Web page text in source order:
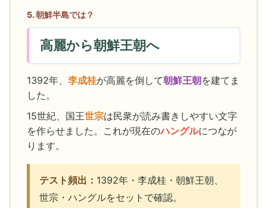
5. 朝鮮半島では？
高麗から朝鮮王朝へ
1392年、 李成桂が高麗を倒して朝鮮王朝を建てま
した。
15世紀、国王世宗は民衆が読み書きしやすい文字
を作らせました。これが現在のハングルにつなが
ります。
テスト頻出： 1392年・李成桂・朝鮮王朝、
世宗・ハングルをセットで確認。